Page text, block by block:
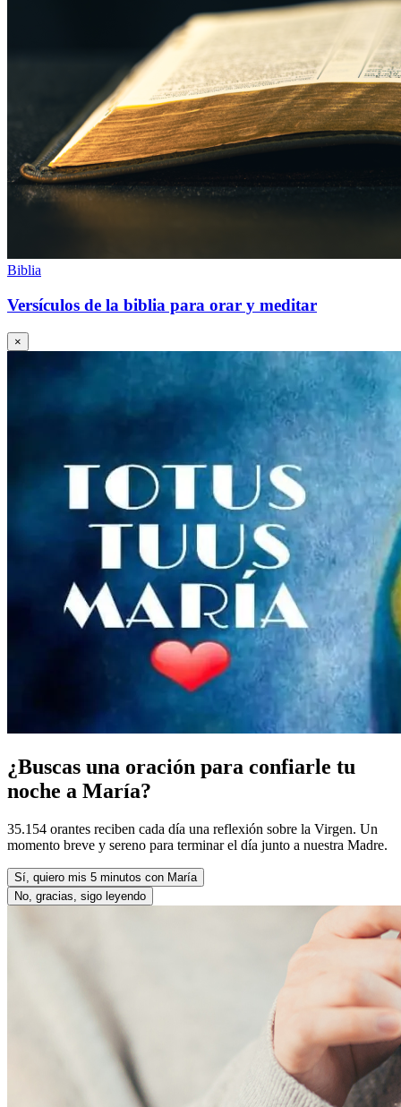
Biblia
Versículos de la biblia para orar y meditar
×
¿Buscas una oración para confiarle tu
noche a María?
35.154 orantes reciben cada día una reflexión sobre la Virgen. Un
momento breve y sereno para terminar el día junto a nuestra Madre.
Sí, quiero mis 5 minutos con María
No, gracias, sigo leyendo